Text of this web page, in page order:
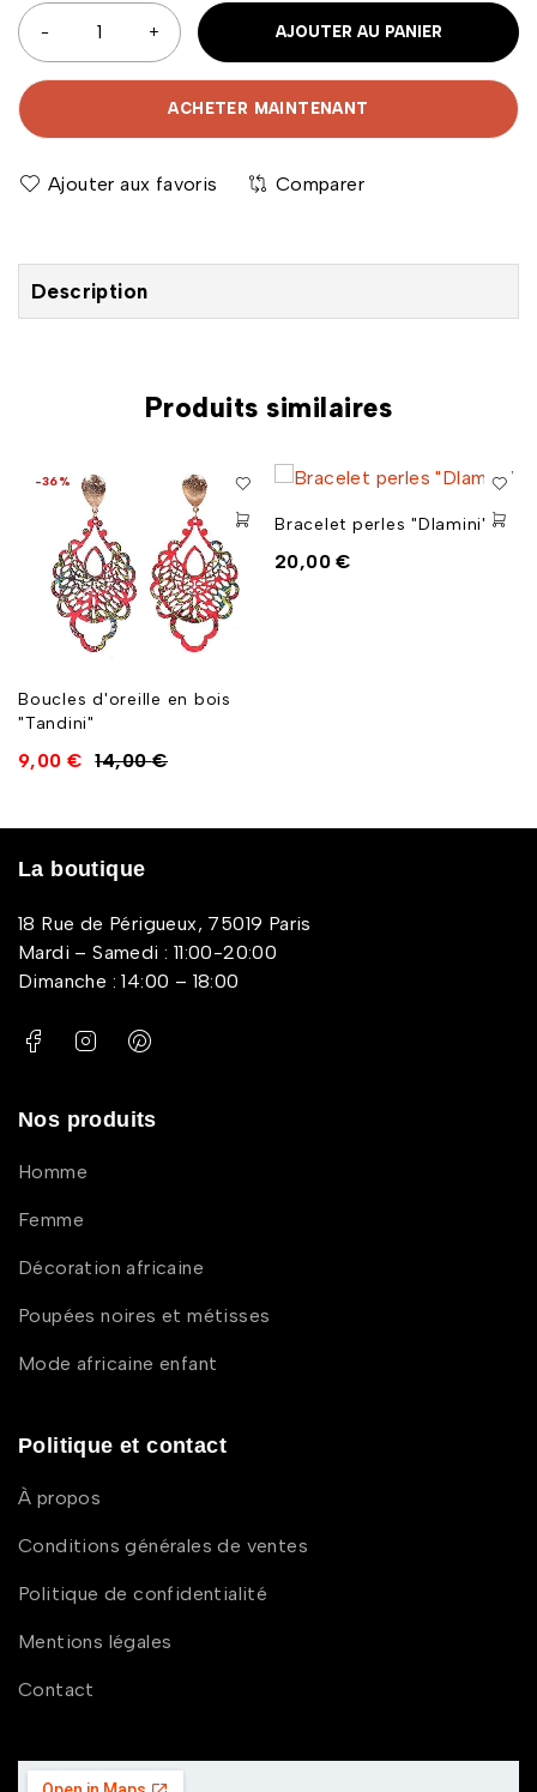
AJOUTER AU PANIER
ACHETER MAINTENANT
Comparer
Description
Produits similaires
-36%
Boucles d'oreille en bois
"Tandini"
14,00€
9,00 €
Bracelet perles "Dlamini"
20,00€
La boutique
18 Rue de Périgueux, 75019 Paris
Mardi – Samedi : 11:00-20:00
Dimanche : 14:00 – 18:00
Nos produits
Homme
Femme
Décoration africaine
Poupées noires et métisses
Mode africaine enfant
Politique et contact
À propos
Conditions générales de ventes
Politique de confidentialité
Mentions légales
Contact